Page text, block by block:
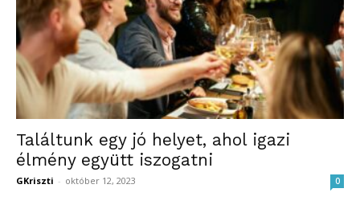
Találtunk egy jó helyet, ahol igazi
élmény együtt iszogatni
GKriszti - október 12, 2023 0